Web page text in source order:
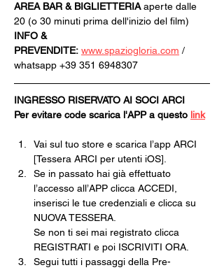
AREA BAR & BIGLIETTERIA aperte dalle
20 (o 30 minuti prima dell'inizio del film)
INFO &
PREVENDITE: www.spaziogloria.com /
whatsapp +39 351 6948307
INGRESSO RISERVATO AI SOCI ARCI
Per evitare code scarica l'APP a questo link
Vai sul tuo store e scarica l’app ARCI
[Tessera ARCI per utenti iOS].
Se in passato hai già effettuato
l’accesso all’APP clicca ACCEDI,
inserisci le tue credenziali e clicca su
NUOVA TESSERA.
Se non ti sei mai registrato clicca
REGISTRATI e poi ISCRIVITI ORA.
Segui tutti i passaggi della Pre-